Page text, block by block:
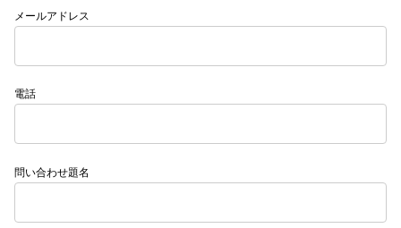
メールアドレス
電話
問い合わせ題名